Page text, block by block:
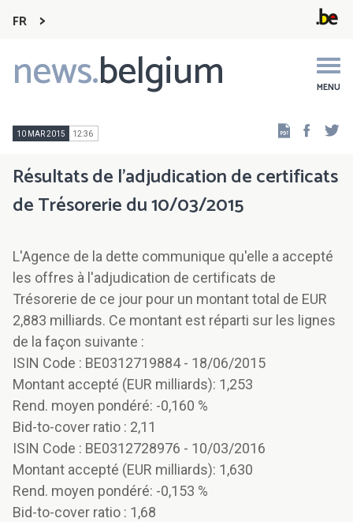
FR
news.belgium MENU
Main
navigation
10 MAR 2015 12:36
Résultats de l'adjudication de certificats
de Trésorerie du 10/03/2015
L'Agence de la dette communique qu'elle a accepté
les offres à l'adjudication de certificats de
Trésorerie de ce jour pour un montant total de EUR
2,883 milliards. Ce montant est réparti sur les lignes
de la façon suivante :
ISIN Code : BE0312719884 - 18/06/2015
Montant accepté (EUR milliards): 1,253
Rend. moyen pondéré: -0,160 %
Bid-to-cover ratio : 2,11
ISIN Code : BE0312728976 - 10/03/2016
Montant accepté (EUR milliards): 1,630
Rend. moyen pondéré: -0,153 %
Bid-to-cover ratio : 1,68